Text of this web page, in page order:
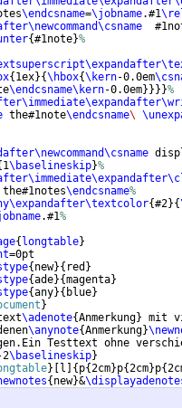
\endcsname=\jobname.#1
{#1note}%
{ 1ex}{\hbox{\kern-0.0em
\endcsname\kern-0.0em}}}}%
the#1note\endcsname\
1\baselineskip}%
the#1notes\endcsname%
{#2}{
.#1%
{ longtable}
=0pt
{ new}{ red }
{ade}{magenta}
{any}{ blue}
}
\adenote{Anmerkung} mit
\anynote{Anmerkung}
Testtext ohne
2\baselineskip}
} l { p{2cm}p{2cm}p{
{ new}&